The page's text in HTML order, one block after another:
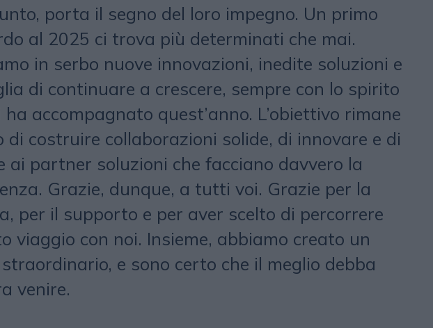
porta il segno del loro impegno. Un primo
al 2025 ci trova più determinati che mai.
in serbo nuove innovazioni, inedite soluzioni e
di continuare a crescere, sempre con lo spirito
ha accompagnato quest’anno. L’obiettivo rimane
di costruire collaborazioni solide, di innovare e di
ai partner soluzioni che facciano davvero la
Grazie, dunque, a tutti voi. Grazie per la
per il supporto e per aver scelto di percorrere
viaggio con noi. Insieme, abbiamo creato un
e sono certo che il meglio debba
venire.